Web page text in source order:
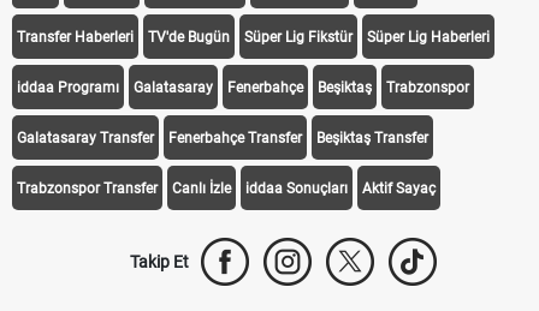
Transfer Haberleri TV'de Bugün Süper Lig Fikstür Süper Lig Haberleri
iddaa Programı Galatasaray Fenerbahçe Beşiktaş Trabzonspor
Galatasaray Transfer Fenerbahçe Transfer Beşiktaş Transfer
Trabzonspor Transfer Canlı İzle iddaa Sonuçları Aktif Sayaç
Takip Et